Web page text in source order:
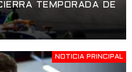
TEMPORADA DE
NOTICIA PRINCIPAL